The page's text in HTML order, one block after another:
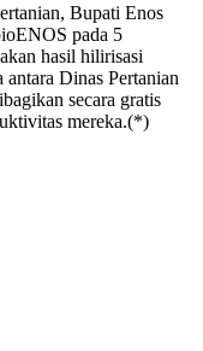
Bupati Enos
pada 5
hasil hilirisasi
Dinas Pertanian
secara gratis
mereka.(*)